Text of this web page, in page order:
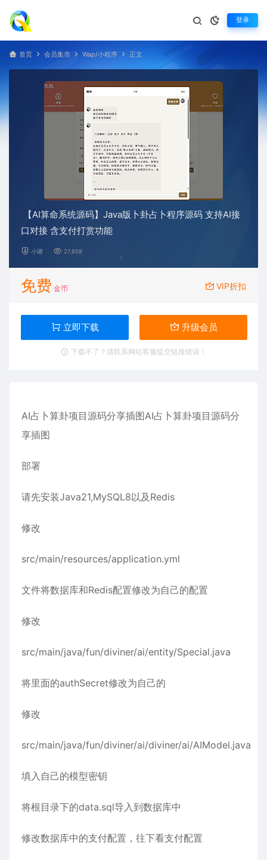
登录
首页 会员集市 Wap/小程序 正文
【AI算命系统源码】Java版卜卦占卜程序源码 支持AI接
口对接 含支付打赏功能
小璐 27,658
免费 金币 VIP折扣
立即下载 升级会员
下载不了？请联系网站客服提交链接错误！
AI占卜算卦项目源码分享插图AI占卜算卦项目源码分
享插图
部署
请先安装Java21,MySQL8以及Redis
修改
src/main/resources/application.yml
文件将数据库和Redis配置修改为自己的配置
修改
src/main/java/fun/diviner/ai/entity/Special.java
将里面的authSecret修改为自己的
修改
src/main/java/fun/diviner/ai/diviner/ai/AIModel.java
填入自己的模型密钥
将根目录下的data.sql导入到数据库中
修改数据库中的支付配置，往下看支付配置